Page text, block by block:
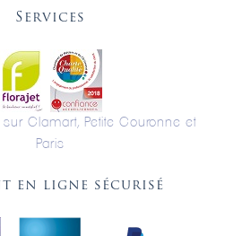
Services
Clamart, Petite Couronne et
Paris
en ligne sécurisé